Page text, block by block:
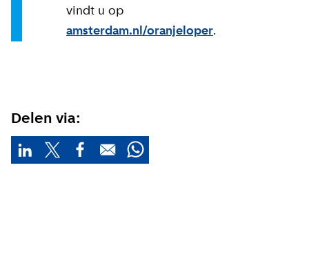
vindt u op
amsterdam.nl/oranjeloper.
Delen via: